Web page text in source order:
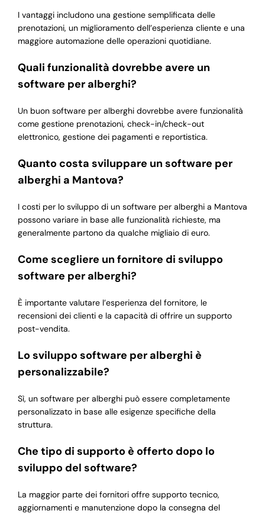
I vantaggi includono una gestione semplificata delle
prenotazioni, un miglioramento dell’esperienza cliente e una
maggiore automazione delle operazioni quotidiane.
Quali funzionalità dovrebbe avere un
software per alberghi?
Un buon software per alberghi dovrebbe avere funzionalità
come gestione prenotazioni, check-in/check-out
elettronico, gestione dei pagamenti e reportistica.
Quanto costa sviluppare un software per
alberghi a Mantova?
I costi per lo sviluppo di un software per alberghi a Mantova
possono variare in base alle funzionalità richieste, ma
generalmente partono da qualche migliaio di euro.
Come scegliere un fornitore di sviluppo
software per alberghi?
È importante valutare l’esperienza del fornitore, le
recensioni dei clienti e la capacità di offrire un supporto
post-vendita.
Lo sviluppo software per alberghi è
personalizzabile?
Sì, un software per alberghi può essere completamente
personalizzato in base alle esigenze specifiche della
struttura.
Che tipo di supporto è offerto dopo lo
sviluppo del software?
La maggior parte dei fornitori offre supporto tecnico,
aggiornamenti e manutenzione dopo la consegna del